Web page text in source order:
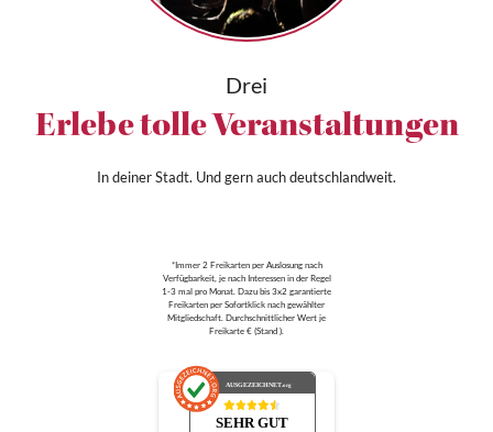
Drei
Erlebe tolle Veranstaltungen
In deiner Stadt. Und gern auch deutschlandweit.
*Immer 2 Freikarten per Auslosung nach
Verfügbarkeit, je nach Interessen in der Regel
1-3 mal pro Monat. Dazu bis 3x2 garantierte
Freikarten per Sofortklick nach gewählter
Mitgliedschaft. Durchschnittlicher Wert je
Freikarte € (Stand ).
AUSGEZEICHNET.org
SEHR GUT